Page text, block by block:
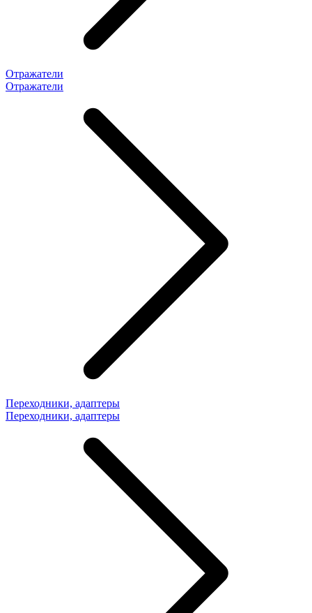
Отражатели
Отражатели
Переходники, адаптеры
Переходники, адаптеры